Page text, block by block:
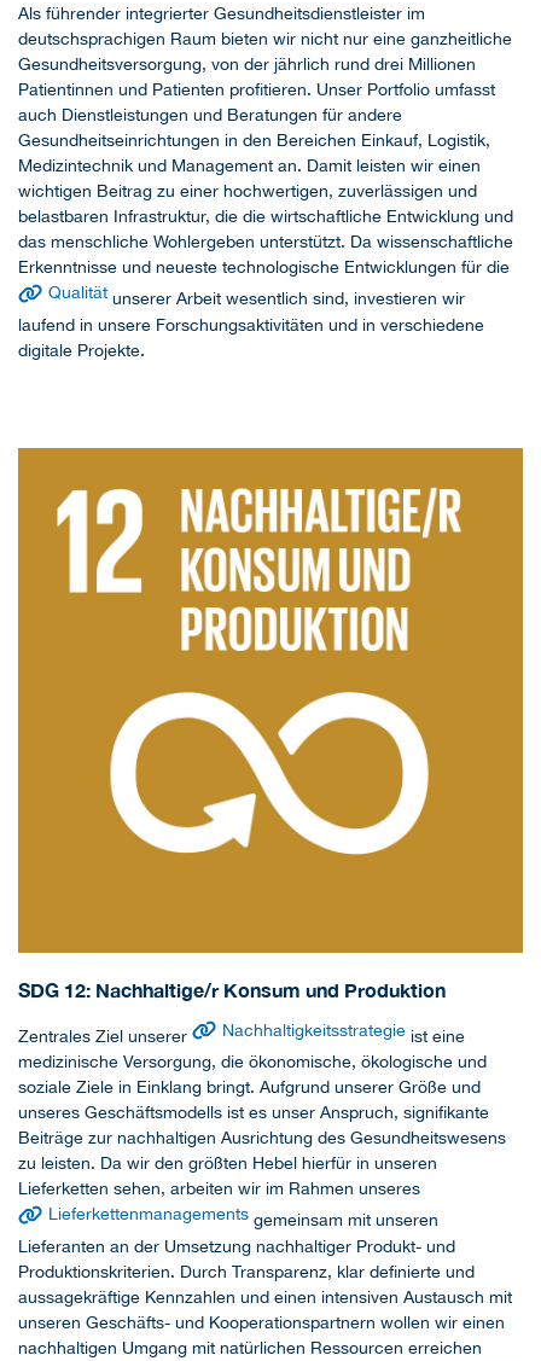
Als führender integrierter Gesundheitsdienstleister im
deutschsprachigen Raum bieten wir nicht nur eine ganzheitliche
Gesundheitsversorgung, von der jährlich rund drei Millionen
Patientinnen und Patienten profitieren. Unser Portfolio umfasst
auch Dienstleistungen und Beratungen für andere
Gesundheitseinrichtungen in den Bereichen Einkauf, Logistik,
Medizintechnik und Management an. Damit leisten wir einen
wichtigen Beitrag zu einer hochwertigen, zuverlässigen und
belastbaren Infrastruktur, die die wirtschaftliche Entwicklung und
das menschliche Wohlergeben unterstützt. Da wissenschaftliche
Erkenntnisse und neueste technologische Entwicklungen für die
Qualität unserer Arbeit wesentlich sind, investieren wir
laufend in unsere Forschungsaktivitäten und in verschiedene
digitale Projekte.
SDG 12: Nachhaltige/r Konsum und Produktion
Zentrales Ziel unserer Nachhaltigkeitsstrategie ist eine
medizinische Versorgung, die ökonomische, ökologische und
soziale Ziele in Einklang bringt. Aufgrund unserer Größe und
unseres Geschäftsmodells ist es unser Anspruch, signifikante
Beiträge zur nachhaltigen Ausrichtung des Gesundheitswesens
zu leisten. Da wir den größten Hebel hierfür in unseren
Lieferketten sehen, arbeiten wir im Rahmen unseres
Lieferkettenmanagements gemeinsam mit unseren
Lieferanten an der Umsetzung nachhaltiger Produkt- und
Produktionskriterien. Durch Transparenz, klar definierte und
aussagekräftige Kennzahlen und einen intensiven Austausch mit
unseren Geschäfts- und Kooperationspartnern wollen wir einen
nachhaltigen Umgang mit natürlichen Ressourcen erreichen